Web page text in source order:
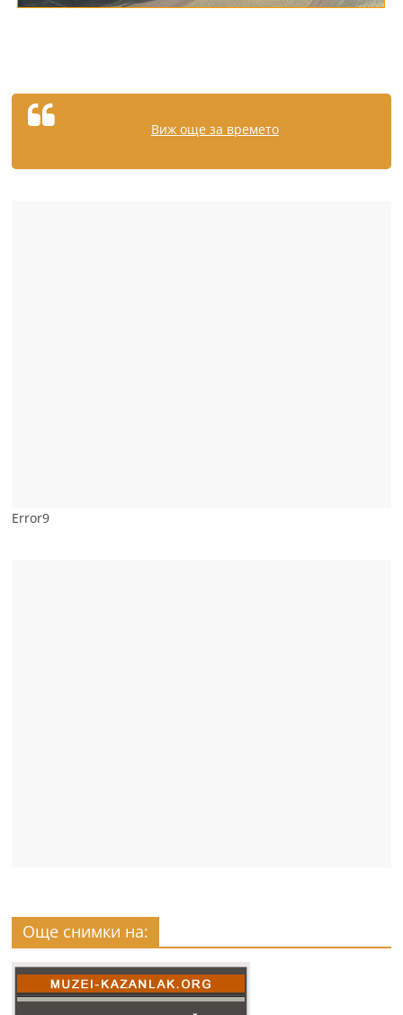
Виж още за времето
Error9
Още снимки на: